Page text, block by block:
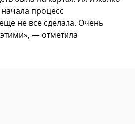
процесс
не все сделала. Очень
— отметила